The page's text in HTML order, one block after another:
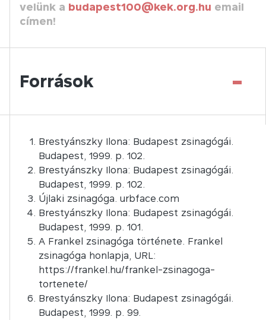
velünk a budapest100@kek.org.hu email
címen!
Források -
Brestyánszky Ilona: Budapest zsinagógái.
Budapest, 1999. p. 102.
Brestyánszky Ilona: Budapest zsinagógái.
Budapest, 1999. p. 102.
Újlaki zsinagóga. urbface.com
Brestyánszky Ilona: Budapest zsinagógái.
Budapest, 1999. p. 101.
A Frankel zsinagóga története. Frankel
zsinagóga honlapja, URL:
https://frankel.hu/frankel-zsinagoga-
tortenete/
Brestyánszky Ilona: Budapest zsinagógái.
Budapest, 1999. p. 99.